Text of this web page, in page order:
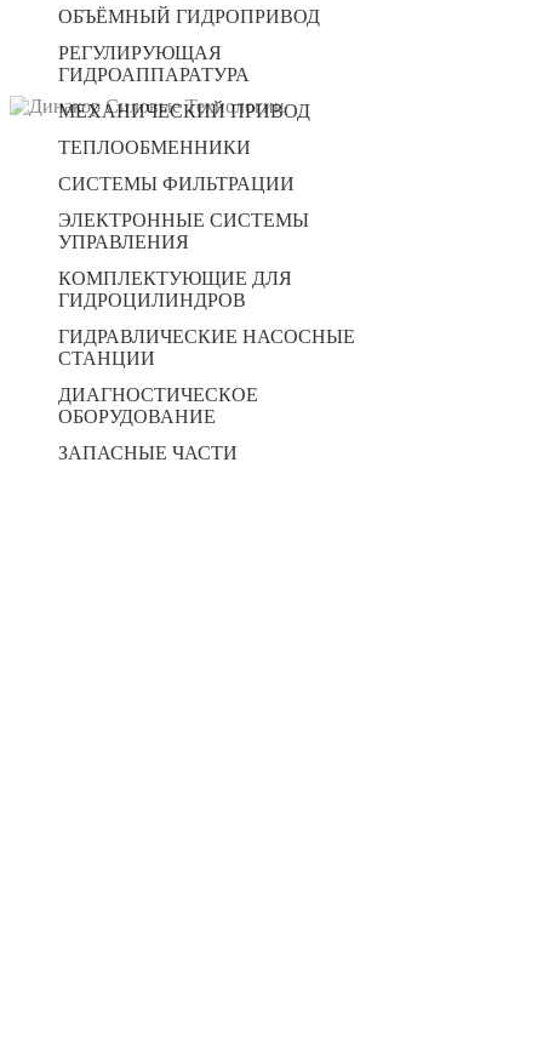
ОБЪЁМНЫЙ ГИДРОПРИВОД
РЕГУЛИРУЮЩАЯ
ГИДРОАППАРАТУРА
МЕХАНИЧЕСКИЙ ПРИВОД
ТЕПЛООБМЕННИКИ
СИСТЕМЫ ФИЛЬТРАЦИИ
ЭЛЕКТРОННЫЕ СИСТЕМЫ
УПРАВЛЕНИЯ
КОМПЛЕКТУЮЩИЕ ДЛЯ
ГИДРОЦИЛИНДРОВ
ГИДРАВЛИЧЕСКИЕ НАСОСНЫЕ
СТАНЦИИ
ДИАГНОСТИЧЕСКОЕ
ОБОРУДОВАНИЕ
ЗАПАСНЫЕ ЧАСТИ